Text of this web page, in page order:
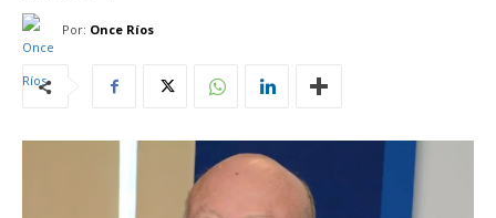
Por: Once Ríos